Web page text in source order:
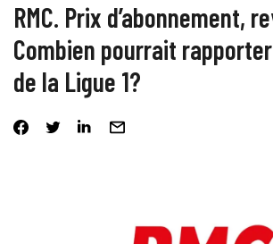
RMC. Prix d’abonnement,
Combien pourrait
de la Ligue 1?